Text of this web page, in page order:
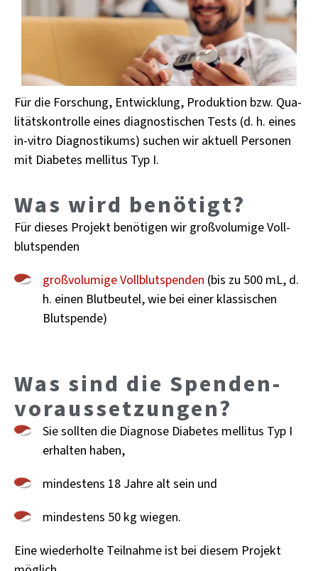
Für die For­schung, Ent­wick­lung, Pro­duk­ti­on bzw. Qua­
li­täts­kon­trol­le eines dia­gnos­ti­schen Tests (d. h. eines
in-vi­tro Dia­gnos­ti­kums) su­chen wir ak­tu­ell Per­so­nen
mit Dia­be­tes mel­li­tus Typ I.
Was wird be­nö­tigt?
Für die­ses Pro­jekt be­nö­ti­gen wir groß­vo­lu­mi­ge Voll­
blut­spen­den
groß­vo­lu­mi­ge Voll­blut­spen­den (bis zu 500 mL, d.
h. einen Blut­beu­tel, wie bei einer klas­si­schen
Blut­spen­de)
Was sind die Spen­den­
vor­aus­set­zun­gen?
Sie soll­ten die Dia­gno­se Dia­be­tes mel­li­tus Typ I
er­hal­ten haben,
min­des­tens 18 Jahre alt sein und
min­des­tens 50 kg wie­gen.
Eine wie­der­hol­te Teil­nah­me ist bei die­sem Pro­jekt